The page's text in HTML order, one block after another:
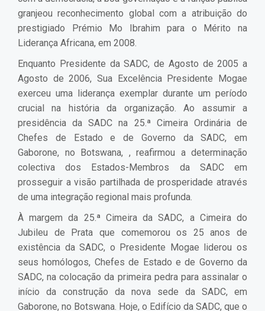
granjeou reconhecimento global com a atribuição do
prestigiado Prémio Mo Ibrahim para o Mérito na
Liderança Africana, em 2008.
Enquanto Presidente da SADC, de Agosto de 2005 a
Agosto de 2006, Sua Excelência Presidente Mogae
exerceu uma liderança exemplar durante um período
crucial na história da organização. Ao assumir a
presidência da SADC na 25.ª Cimeira Ordinária de
Chefes de Estado e de Governo da SADC, em
Gaborone, no Botswana, , reafirmou a determinação
colectiva dos Estados-Membros da SADC em
prosseguir a visão partilhada de prosperidade através
de uma integração regional mais profunda.
À margem da 25.ª Cimeira da SADC, a Cimeira do
Jubileu de Prata que comemorou os 25 anos de
existência da SADC, o Presidente Mogae liderou os
seus homólogos, Chefes de Estado e de Governo da
SADC, na colocação da primeira pedra para assinalar o
início da construção da nova sede da SADC, em
Gaborone, no Botswana. Hoje, o Edifício da SADC, que o